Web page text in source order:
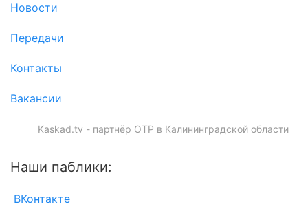
Новости
Передачи
Контакты
Вакансии
Kaskad.tv - партнёр ОТР в Калининградской области
Наши паблики:
ВКонтакте